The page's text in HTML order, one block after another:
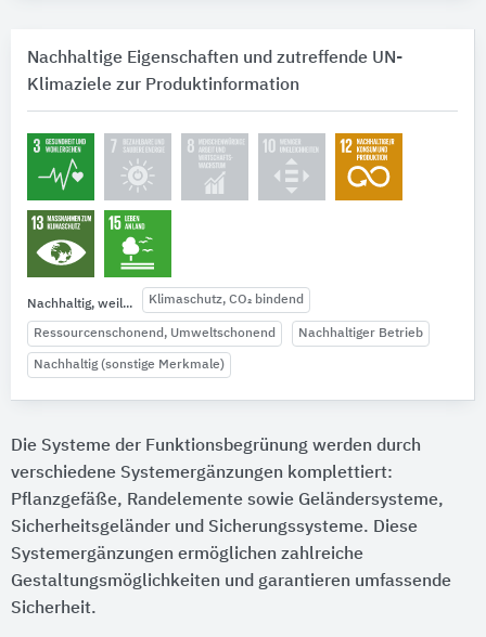
Nachhaltige Eigenschaften und zutreffende UN-
Klimaziele zur Produktinformation
Nachhaltig, weil... Klimaschutz, CO₂ bindend
Ressourcenschonend, Umweltschonend Nachhaltiger Betrieb
Nachhaltig (sonstige Merkmale)
Die Systeme der Funktionsbegrünung werden durch
verschiedene Systemergänzungen komplettiert:
Pflanzgefäße, Randelemente sowie Geländersysteme,
Sicherheitsgeländer und Sicherungssysteme. Diese
Systemergänzungen ermöglichen zahlreiche
Gestaltungsmöglichkeiten und garantieren umfassende
Sicherheit.